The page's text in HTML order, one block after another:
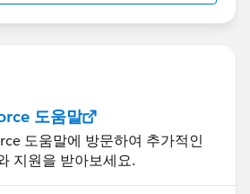
도움말
도움말에 방문하여 추가적인
지원을 받아보세요.